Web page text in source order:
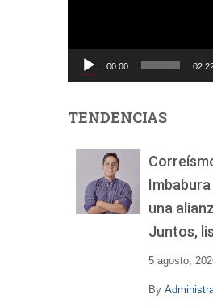
t
00:00
TENDENCIAS
una
Juntos,
5 agosto,
By